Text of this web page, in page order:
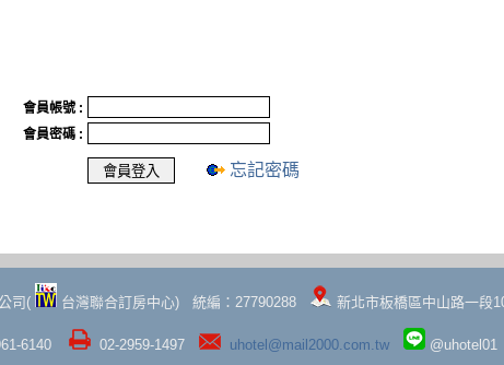
會員帳號 :
會員密碼 :
忘記密碼
司( 台灣聯合訂房中心) 統編：27790288 新北市板橋區中山路一段
6140 02-2959-1497 uhotel@mail2000.com.tw @uhotel01